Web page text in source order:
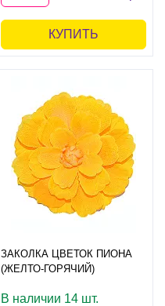
КУПИТЬ
ЗАКОЛКА ЦВЕТОК ПИОНА
(ЖЕЛТО-ГОРЯЧИЙ)
В наличии 14 шт.